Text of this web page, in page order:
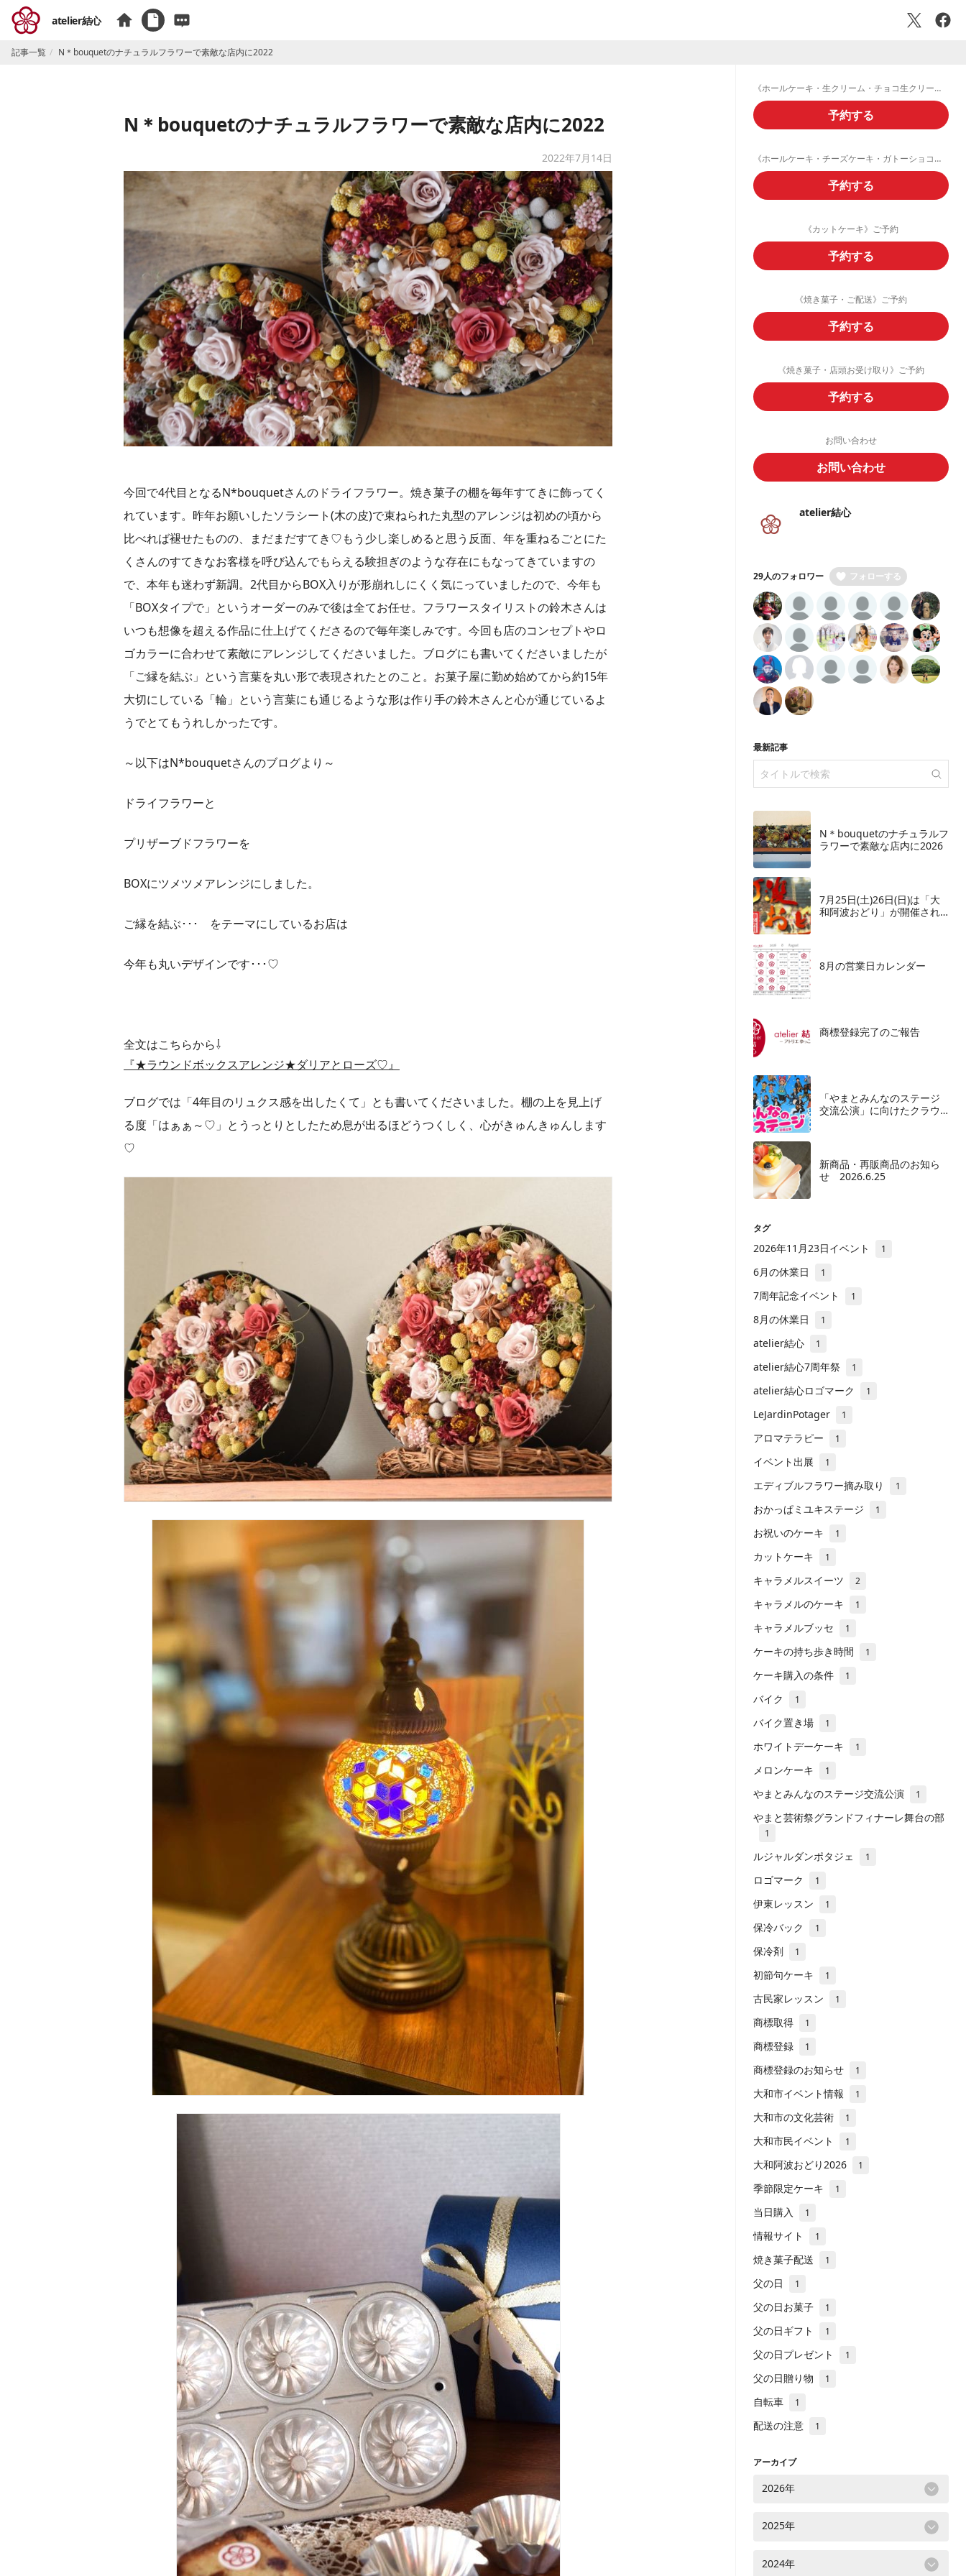
atelier結心
記事一覧 N＊bouquetのナチュラルフラワーで素敵な店内に2022
N＊bouquetのナチュラルフラワーで素敵な店内に2022
2022年7月14日
今回で4代目となるN*bouquetさんのドライフラワー。焼き菓子の棚を毎年すてきに飾ってく
れています。昨年お願いしたソラシート(木の皮)で束ねられた丸型のアレンジは初めの頃から
比べれば褪せたものの、まだまだすてき♡もう少し楽しめると思う反面、年を重ねるごとにた
くさんのすてきなお客様を呼び込んでもらえる験担ぎのような存在にもなってきていますの
で、本年も迷わず新調。2代目からBOX入りが形崩れしにくく気にっていましたので、今年も
「BOXタイプで」というオーダーのみで後は全てお任せ。フラワースタイリストの鈴木さんは
いつも想像を超える作品に仕上げてくださるので毎年楽しみです。今回も店のコンセプトやロ
ゴカラーに合わせて素敵にアレンジしてくださいました。ブログにも書いてくださいましたが
「ご縁を結ぶ」という言葉を丸い形で表現されたとのこと。お菓子屋に勤め始めてから約15年
大切にしている「輪」という言葉にも通じるような形は作り手の鈴木さんと心が通じているよ
うでとてもうれしかったです。
～以下はN*bouquetさんのブログより～
ドライフラワーと
プリザーブドフラワーを
BOXにツメツメアレンジにしました。
ご縁を結ぶ･･･ をテーマにしているお店は
今年も丸いデザインです･･･♡
全文はこちらから⇩
『★ラウンドボックスアレンジ★ダリアとローズ♡』
ブログでは「4年目のリュクス感を出したくて」とも書いてくださいました。棚の上を見上げ
る度「はぁぁ～♡」とうっとりとしたため息が出るほどうつくしく、心がきゅんきゅんします
♡
《ホールケーキ・生クリーム・チョコ生クリームデコレーション》ご予約フォーム
予約する
《ホールケーキ・チーズケーキ・ガトーショコラ・フルーツタルト》ご予約
予約する
《カットケーキ》ご予約
予約する
《焼き菓子・ご配送》ご予約
予約する
《焼き菓子・店頭お受け取り》ご予約
予約する
お問い合わせ
お問い合わせ
atelier結心
29人のフォロワー フォローする
最新記事
N＊bouquetのナチュラルフ
ラワーで素敵な店内に2026
7月25日(土)26日(日)は「大
和阿波おどり」が開催され
8月の営業日カレンダー
商標登録完了のご報告
「やまとみんなのステージ
交流公演」に向けたクラウ
新商品・再販商品のお知ら
せ 2026.6.25
タグ
2026年11月23日イベント 1
6月の休業日 1
7周年記念イベント 1
8月の休業日 1
atelier結心 1
atelier結心7周年祭 1
atelier結心ロゴマーク 1
LeJardinPotager 1
アロマテラピー 1
イベント出展 1
エディブルフラワー摘み取り 1
おかっぱミユキステージ 1
お祝いのケーキ 1
カットケーキ 1
キャラメルスイーツ 2
キャラメルのケーキ 1
キャラメルブッセ 1
ケーキの持ち歩き時間 1
ケーキ購入の条件 1
バイク 1
バイク置き場 1
ホワイトデーケーキ 1
メロンケーキ 1
やまとみんなのステージ交流公演 1
やまと芸術祭グランドフィナーレ舞台の部
1
ルジャルダンポタジェ 1
ロゴマーク 1
伊東レッスン 1
保冷バック 1
保冷剤 1
初節句ケーキ 1
古民家レッスン 1
商標取得 1
商標登録 1
商標登録のお知らせ 1
大和市イベント情報 1
大和市の文化芸術 1
大和市民イベント 1
大和阿波おどり2026 1
季節限定ケーキ 1
当日購入 1
情報サイト 1
焼き菓子配送 1
父の日 1
父の日お菓子 1
父の日ギフト 1
父の日プレゼント 1
父の日贈り物 1
自転車 1
配送の注意 1
アーカイブ
2026年
2025年
2024年